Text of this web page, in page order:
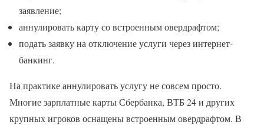
заявление;
аннулировать карту со встроенным овердрафтом;
подать заявку на отключение услуги через интернет-
банкинг.
На практике аннулировать услугу не совсем просто.
Многие зарплатные карты Сбербанка, ВТБ 24 и других
крупных игроков оснащены встроенным овердрафтом. В